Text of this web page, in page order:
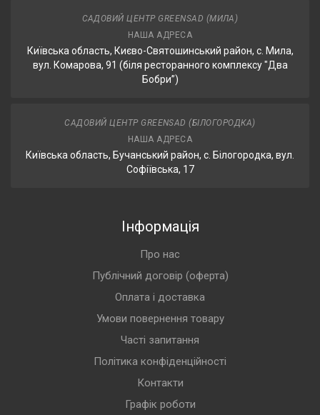
САДОВИЙ ЦЕНТР GREENSAD (МИЛА)
НАША АДРЕСА
Київська область, Києво-Святошинський район, с. Мила,
вул. Комарова, 91 (біля ресторанного комплексу "Два
Бобри”)
САДОВИЙ ЦЕНТР GREENSAD (БІЛОГОРОДКА)
НАША АДРЕСА
Київська область, Бучанський район, с. Білогородка, вул.
Софіївська, 17
Інформація
Про нас
Публічний договір (оферта)
Оплата і доставка
Умови повернення товару
Часті запитання
Політика конфіденційності
Контакти
Графік роботи